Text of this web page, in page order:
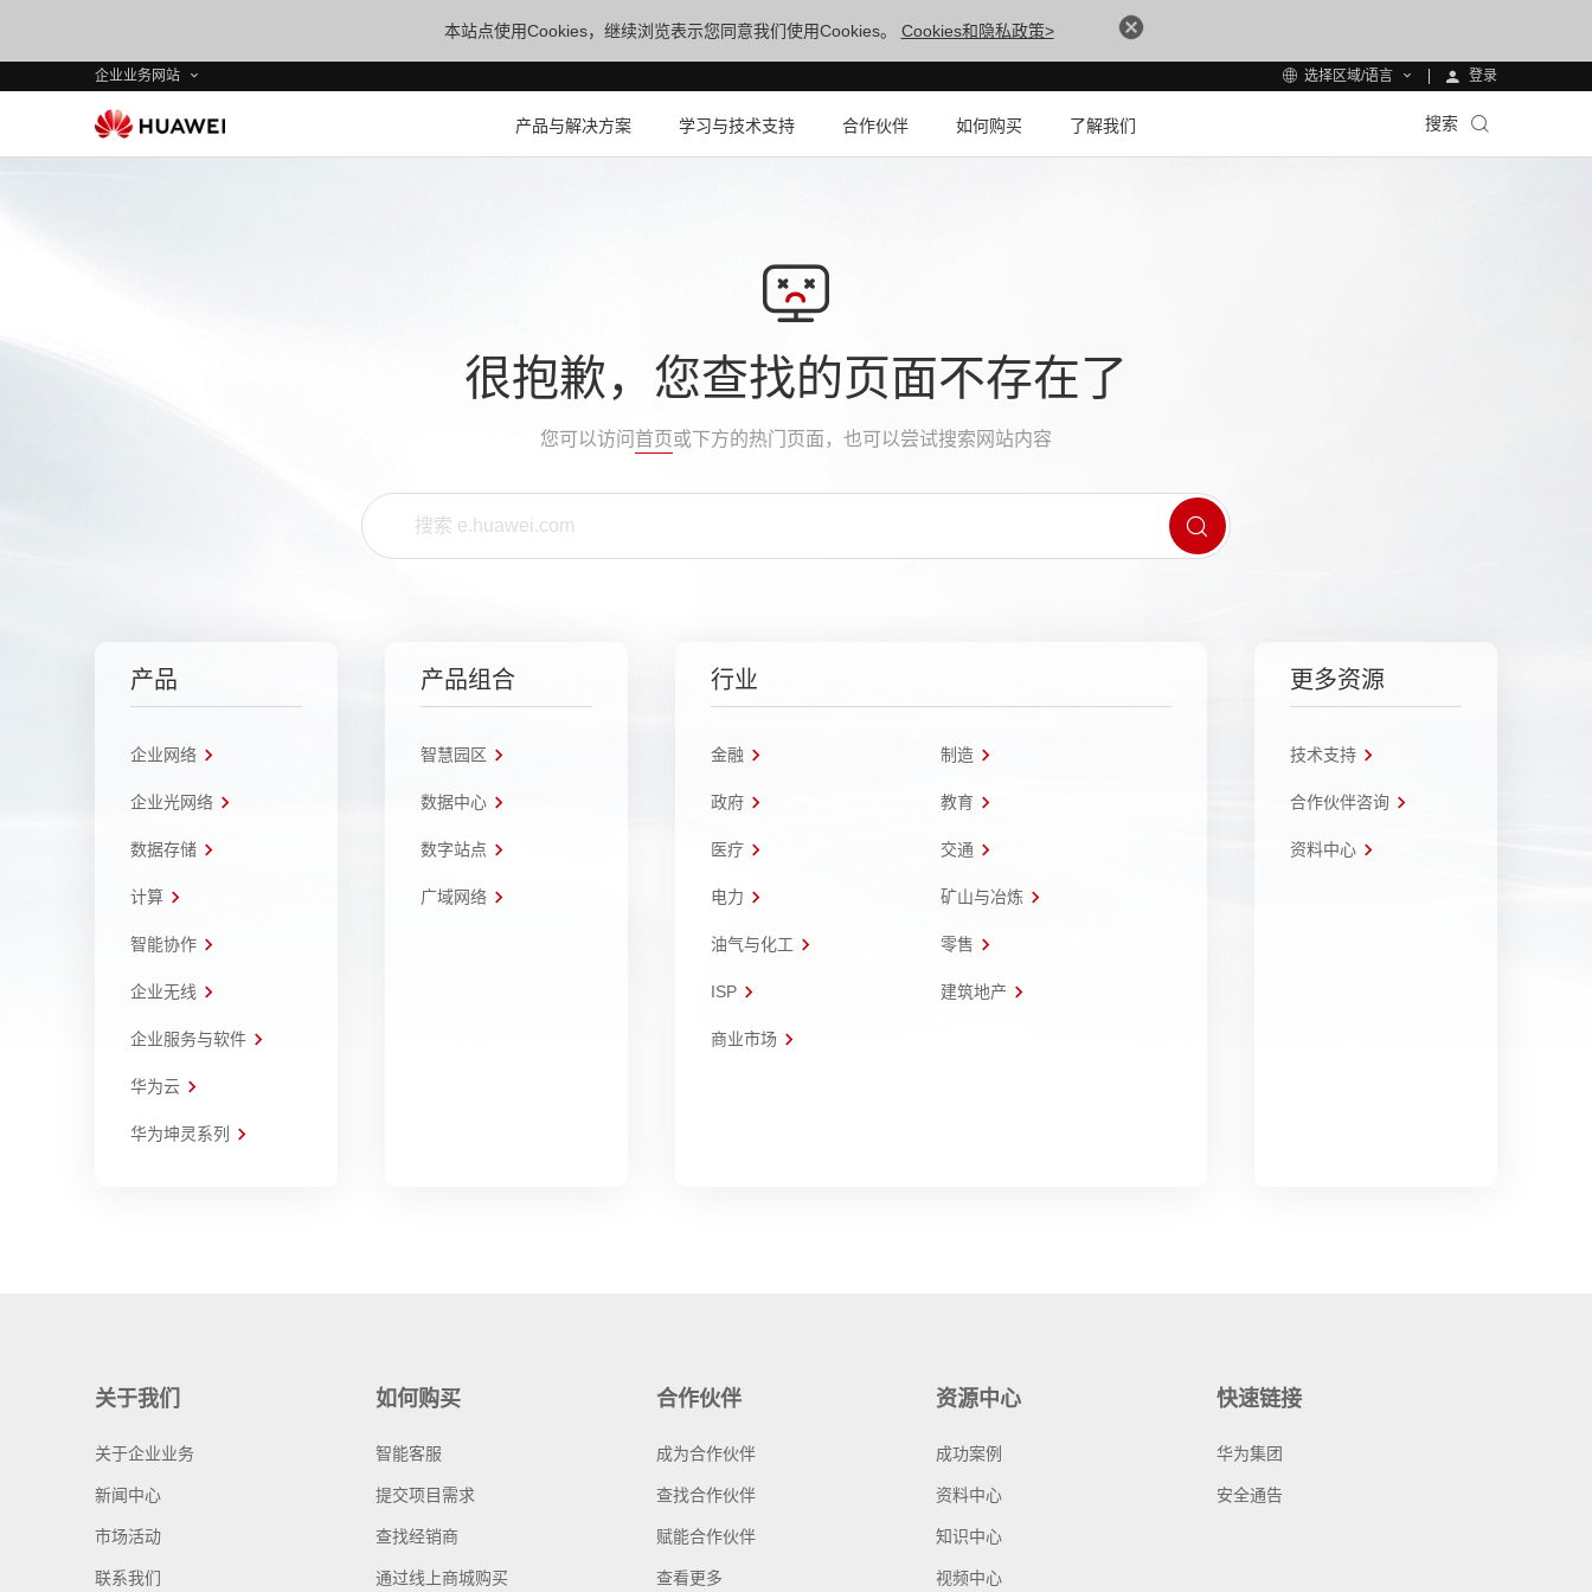
本站点使用Cookies，继续浏览表示您同意我们使用Cookies。 Cookies和隐私政策>
企业业务网站 选择区域/语言 登录
产品与解决方案 学习与技术支持 合作伙伴 如何购买 了解我们 搜索
很抱歉，您查找的页面不存在了
您可以访问 首页或下方的热门页面，也可以尝试搜索网站内容
产品
企业网络
企业光网络
数据存储
计算
智能协作
企业无线
企业服务与软件
华为云
华为坤灵系列
产品组合
智慧园区
数据中心
数字站点
广域网络
行业
金融 制造
政府 教育
医疗 交通
电力 矿山与冶炼
油气与化工 零售
ISP 建筑地产
商业市场
更多资源
技术支持
合作伙伴咨询
资料中心
关于我们
关于企业业务
新闻中心
市场活动
联系我们
如何购买
智能客服
提交项目需求
查找经销商
通过线上商城购买
合作伙伴
成为合作伙伴
查找合作伙伴
赋能合作伙伴
查看更多
资源中心
成功案例
资料中心
知识中心
视频中心
快速链接
华为集团
安全通告